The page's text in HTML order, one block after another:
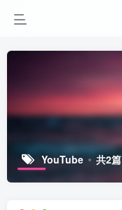
YouTube 共2篇